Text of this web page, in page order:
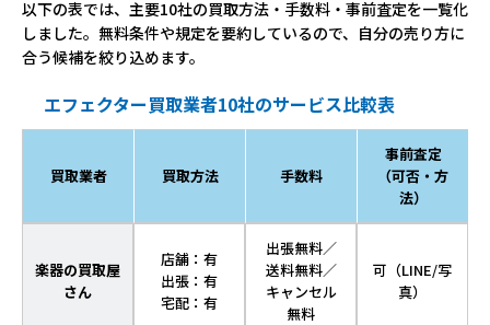
以下の表では、主要10社の買取方法・手数料・事前査定を一覧化
しました。無料条件や規定を要約しているので、自分の売り方に
合う候補を絞り込めます。
エフェクター買取業者10社のサービス比較表
買取業者 買取方法 手数料
事前査定
（可否・方
法）
楽器の買取屋
さん
店舗：有
出張：有
宅配：有
出張無料／
送料無料／
キャンセル
無料
可（LINE/写
真）